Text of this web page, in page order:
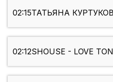
02:15ТАТЬЯНА
02:12SHOUSE - LOVE